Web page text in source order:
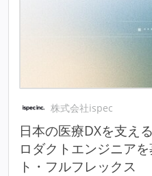
株式会社ispec
日本の医療DXを支え
ロダクトエンジニア
ト・フルフレックス